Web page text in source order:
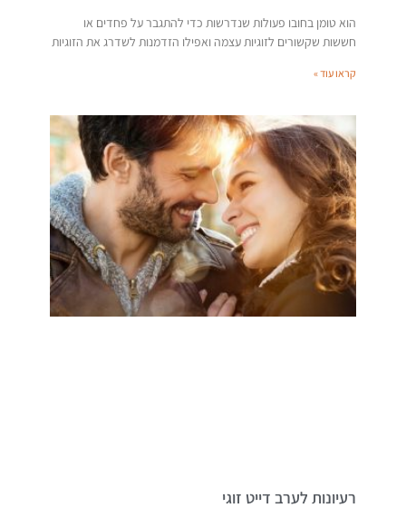
הוא טומן בחובו פעולות שנדרשות כדי להתגבר על פחדים או
חששות שקשורים לזוגיות עצמה ואפילו הזדמנות לשדרג את הזוגיות
קראו עוד »
רעיונות לערב דייט זוגי